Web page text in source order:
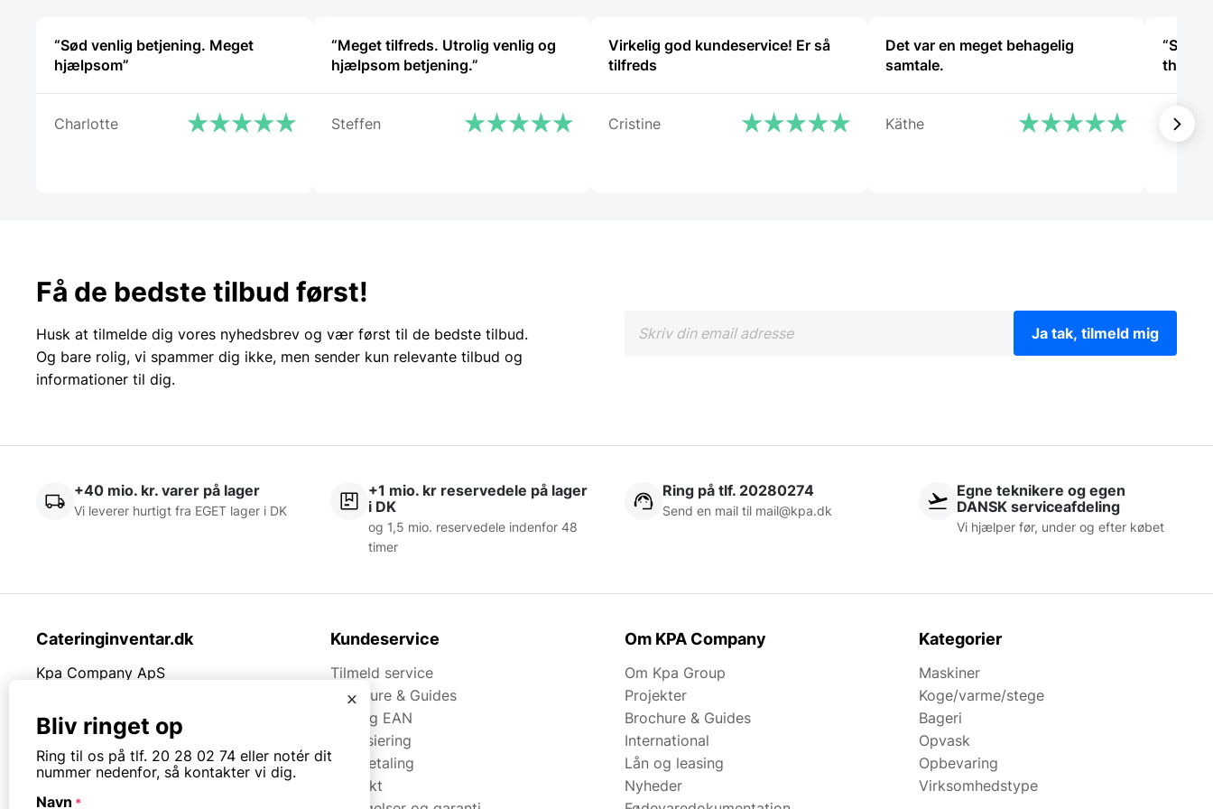
“Sød venlig betjening. Meget
hjælpsom”
Charlotte
“Meget tilfreds. Utrolig venlig og
hjælpsom betjening.”
Steffen
Virkelig god kundeservice! Er så
tilfreds
Cristine
Det var en meget behagelig
samtale.
Käthe
“She
Få de bedste tilbud først!
Husk at tilmelde dig vores nyhedsbrev og vær først til de bedste tilbud.
Og bare rolig, vi spammer dig ikke, men sender kun relevante tilbud og
informationer til dig.
Ja tak, tilmeld mig
+40 mio. kr. varer på lager
Vi leverer hurtigt fra EGET lager i DK
+1 mio. kr reservedele på lager
i DK
og 1,5 mio. reservedele indenfor 48
timer
Ring på tlf. 20280274
Send en mail til mail@kpa.dk
Egne teknikere og egen
DANSK serviceafdeling
Vi hjælper før, under og efter købet
Cateringinventar.dk
Kpa Company ApS
7430 Ikast
Tlf.20280274
Kundeservice
Tilmeld service
Brochure & Guides
Faq og EAN
Finansiering
Kortbetaling
Kontakt
Om KPA Company
Om Kpa Group
Projekter
Brochure & Guides
International
Lån og leasing
Nyheder
Kategorier
Maskiner
Koge/varme/stege
Bageri
Opvask
Opbevaring
Virksomhedstype
x
Bliv ringet op
Ring til os på tlf. 20 28 02 74 eller notér dit
nummer nedenfor, så kontakter vi dig.
Navn *